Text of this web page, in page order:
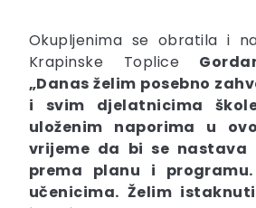
Okupljenima se obratila i
Krapinske Toplice
„Danas želim posebno
i svim djelatnicima
uloženim naporima u
vrijeme da bi se nastava
prema planu i
učenicima. Želim